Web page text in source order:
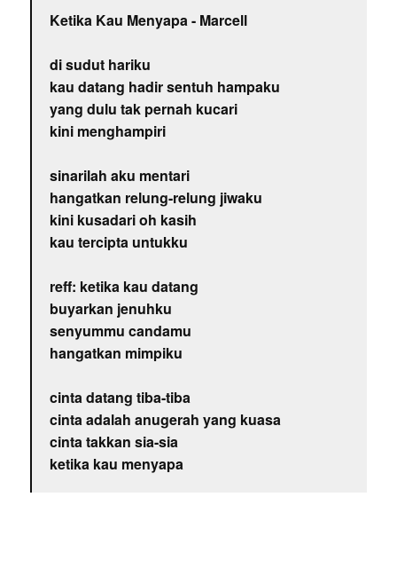
Ketika Kau Menyapa - Marcell
di sudut hariku
kau datang hadir sentuh hampaku
yang dulu tak pernah kucari
kini menghampiri
sinarilah aku mentari
hangatkan relung-relung jiwaku
kini kusadari oh kasih
kau tercipta untukku
reff: ketika kau datang
buyarkan jenuhku
senyummu candamu
hangatkan mimpiku
cinta datang tiba-tiba
cinta adalah anugerah yang kuasa
cinta takkan sia-sia
ketika kau menyapa